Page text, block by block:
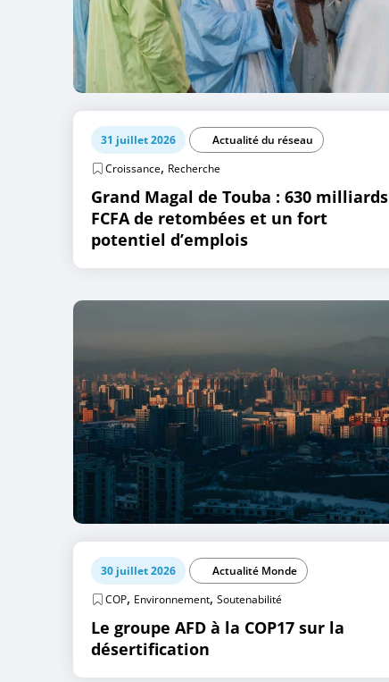
31 juillet 2026
Actualité du réseau
Croissance, Recherche
Grand Magal de Touba : 630 milliards
FCFA de retombées et un fort
potentiel d’emplois
30 juillet 2026
Actualité Monde
COP, Environnement, Soutenabilité
Le groupe AFD à la COP17 sur la
désertification